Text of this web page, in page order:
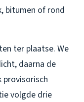
bitumen of rond
ter plaatse. We
daarna de
provisorisch
volgde drie